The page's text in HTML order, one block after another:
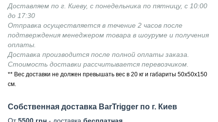
Доставляем по г. Киеву, с понедельника по пятницу, с 10:00
до 17:30
Отправка осуществляется в течение 2 часов после
подтверждения менеджером товара в шоуруме и получения
оплаты.
Доставка производится после полной оплаты заказа.
Стоимость доставки рассчитывается перевозчиком.
** Вес доставки не должен превышать вес в 20 кг и габариты 50х50х150
см.
Собственная доставка BarTrigger по г. Киев